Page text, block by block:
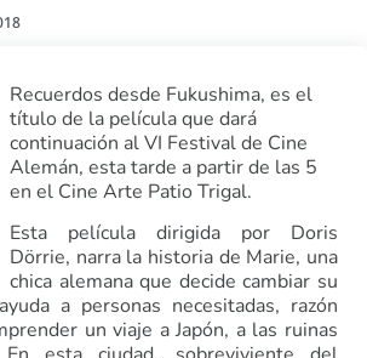
Recuerdos desde Fukushima, es el
título de la película que dará
continuación al VI Festival de Cine
Alemán, esta tarde a partir de las 5
en el Cine Arte Patio Trigal.
Esta película dirigida por Doris
Dörrie, narra la historia de Marie, una
chica alemana que decide cambiar su
a personas necesitadas, razón
un viaje a Japón, a las ruinas